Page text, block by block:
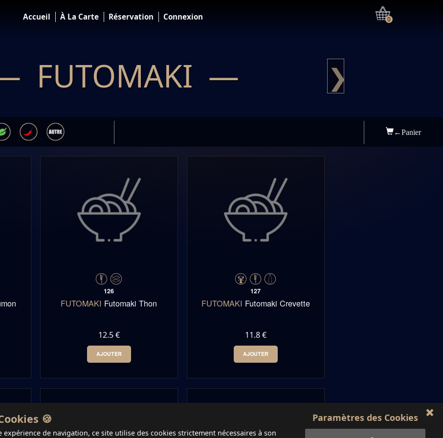
Accueil À La Carte Réservation Connexion 0
🍪
de navigation, ce site utilise des cookies strictement nécessaires à son
Paramètres des Cookies
FUTOMAKI — ❯
←Panier
126
FUTOMAKI Futomaki Thon
12.5 €
AJOUTER
127
FUTOMAKI Futomaki Crevette
11.8 €
AJOUTER